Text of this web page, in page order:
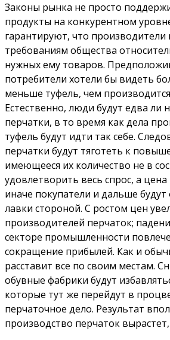
Законы рынка не просто
продукты на конкурентном
гарантируют, что производители
требованиям общества
нужных ему товаров.
потребители хотели бы видеть
меньше туфель, чем
Естественно, люди будут едва ли
перчатки, в то время как дела
туфель будут идти так себе.
перчатки будут тяготеть к
имеющееся их количество не в
удовлетворить весь спрос, а цена
иначе покупатели и дальше
лавки стороной. С ростом цен
производителей перчаток;
секторе промышленности
сокращение прибылей. Как и
расставит все по своим местам.
обувные фабрики будут
которые тут же перейдут в
перчаточное дело. Результат
производство перчаток